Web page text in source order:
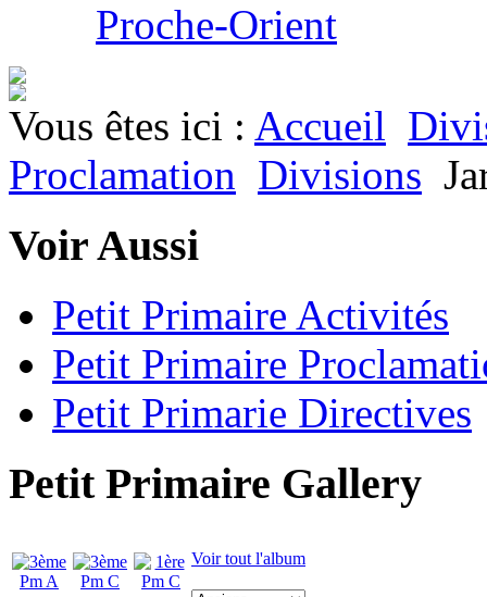
Proche-Orient
Vous êtes ici : Accueil
Proclamation Divisions
Voir Aussi
Petit Primaire Activités
Petit Primaire
Petit Primarie Directives
Petit Primaire Gallery
Voir tout l'album